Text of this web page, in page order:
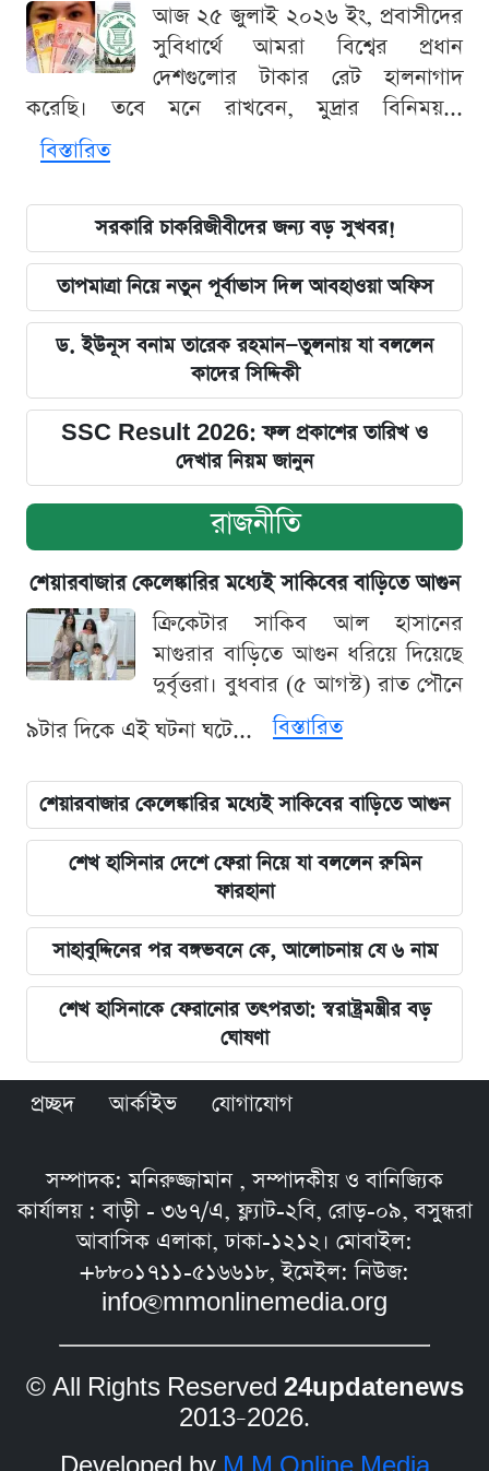
আজ ২৫ জুলাই ২০২৬ ইং, প্রবাসীদের
সুবিধার্থে আমরা বিশ্বের প্রধান
দেশগুলোর টাকার রেট হালনাগাদ
করেছি। তবে মনে রাখবেন, মুদ্রার বিনিময়...
বিস্তারিত
সরকারি চাকরিজীবীদের জন্য বড় সুখবর!
তাপমাত্রা নিয়ে নতুন পূর্বাভাস দিল আবহাওয়া অফিস
ড. ইউনূস বনাম তারেক রহমান—তুলনায় যা বললেন
কাদের সিদ্দিকী
SSC Result 2026: ফল প্রকাশের তারিখ ও
দেখার নিয়ম জানুন
রাজনীতি
শেয়ারবাজার কেলেঙ্কারির মধ্যেই সাকিবের বাড়িতে আগুন
ক্রিকেটার সাকিব আল হাসানের
মাগুরার বাড়িতে আগুন ধরিয়ে দিয়েছে
দুর্বৃত্তরা। বুধবার (৫ আগস্ট) রাত পৌনে
৯টার দিকে এই ঘটনা ঘটে...
বিস্তারিত
শেয়ারবাজার কেলেঙ্কারির মধ্যেই সাকিবের বাড়িতে আগুন
শেখ হাসিনার দেশে ফেরা নিয়ে যা বললেন রুমিন
ফারহানা
সাহাবুদ্দিনের পর বঙ্গভবনে কে, আলোচনায় যে ৬ নাম
শেখ হাসিনাকে ফেরানোর তৎপরতা: স্বরাষ্ট্রমন্ত্রীর বড়
ঘোষণা
প্রচ্ছদ আর্কাইভ যোগাযোগ
সম্পাদক: মনিরুজ্জামান , সম্পাদকীয় ও বানিজ্যিক
কার্যালয় : বাড়ী - ৩৬৭/এ, ফ্ল্যাট-২বি, রোড়-০৯, বসুন্ধরা
আবাসিক এলাকা, ঢাকা-১২১২। মোবাইল:
+৮৮০১৭১১-৫১৬৬১৮, ইমেইল: নিউজ:
info@mmonlinemedia.org
© All Rights Reserved 24updatenews
2013–2026.